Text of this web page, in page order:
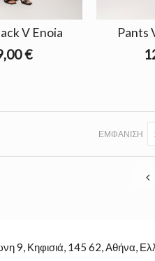
V Enoia
€
Pants
ΕΜΦΆΝΙΣΗ
9, Κηφισιά, 145 62, Αθήνα,